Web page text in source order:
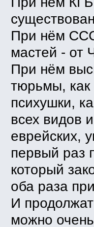
При нём
мастей - от
При нём
тюрьмы, как
психушки,
всех видов
еврейских,
первый раз
который
оба раза
И
можно